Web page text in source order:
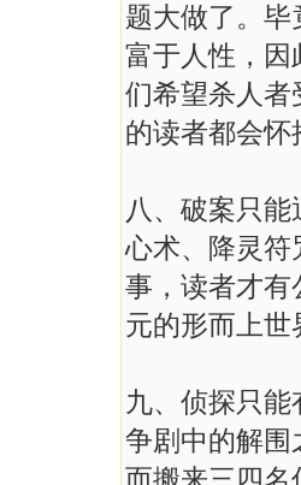
题大做了。
富于人性，因
们希望杀人者
的读者都会
八、破案只
心术、降灵符
事，读者才有
元的形而上
九、侦探只
争剧中的解